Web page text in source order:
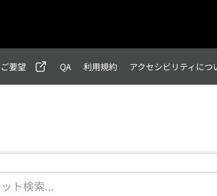
要望 QA 利用規約 アクセシビリティにつ